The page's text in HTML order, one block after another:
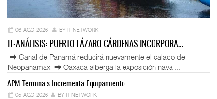
06-AGO-2026 BY IT-NETWORK
IT-ANÁLISIS: PUERTO LÁZARO CÁRDENAS INCORPORA…
⮕ Canal de Panamá reducirá nuevamente el calado de
Neopanamax ⮕ Oaxaca alberga la exposición nava ...
APM Terminals Incrementa Equipamiento…
05-AGO-2026 BY IT-NETWORK